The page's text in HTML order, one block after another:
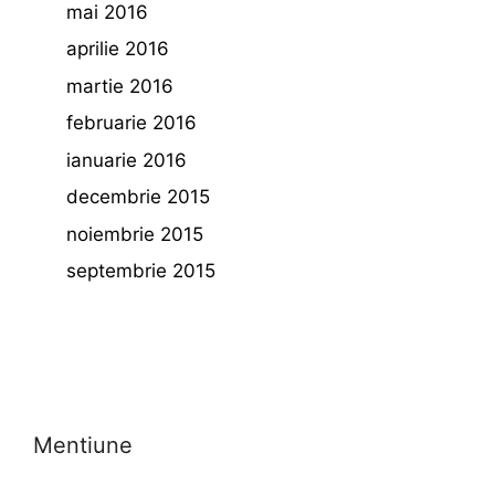
mai 2016
aprilie 2016
martie 2016
februarie 2016
ianuarie 2016
decembrie 2015
noiembrie 2015
septembrie 2015
Mentiune